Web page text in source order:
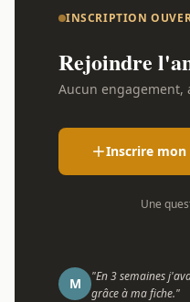
INSCRIPTION
Rejoindre
Aucun engagement,
Inscrire
Une
M
"En 3 semaines
grâce à ma fiche."